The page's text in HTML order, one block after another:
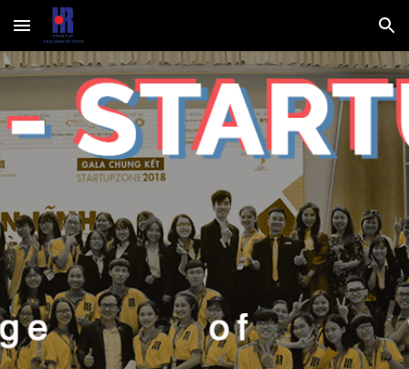
Skip to main content Skip to navigation